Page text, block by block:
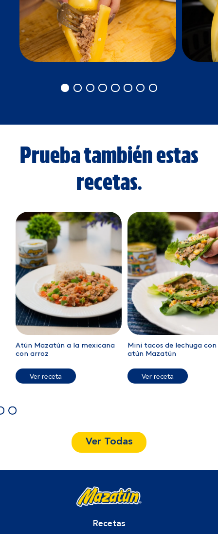
Prueba también estas
recetas.
Atún Mazatún a la mexicana
con arroz
Ver receta
Mini tacos de lechuga con
atún Mazatún
Ver receta
Ver Todas
Recetas